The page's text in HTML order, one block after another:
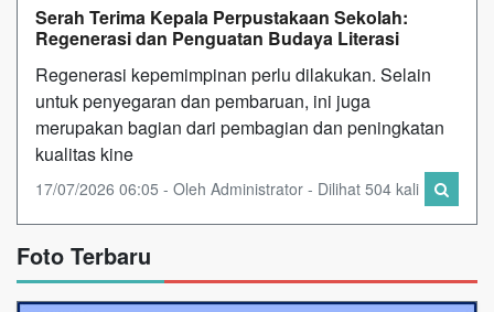
Serah Terima Kepala Perpustakaan Sekolah:
Regenerasi dan Penguatan Budaya Literasi
Regenerasi kepemimpinan perlu dilakukan. Selain
untuk penyegaran dan pembaruan, ini juga
merupakan bagian dari pembagian dan peningkatan
kualitas kine
17/07/2026 06:05 - Oleh Administrator - Dilihat 504 kali
Foto Terbaru